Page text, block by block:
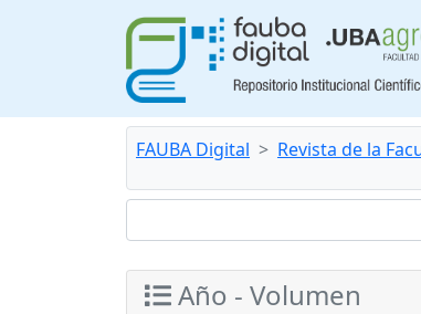
FAUBA Digital Revista de la
Año - Volumen